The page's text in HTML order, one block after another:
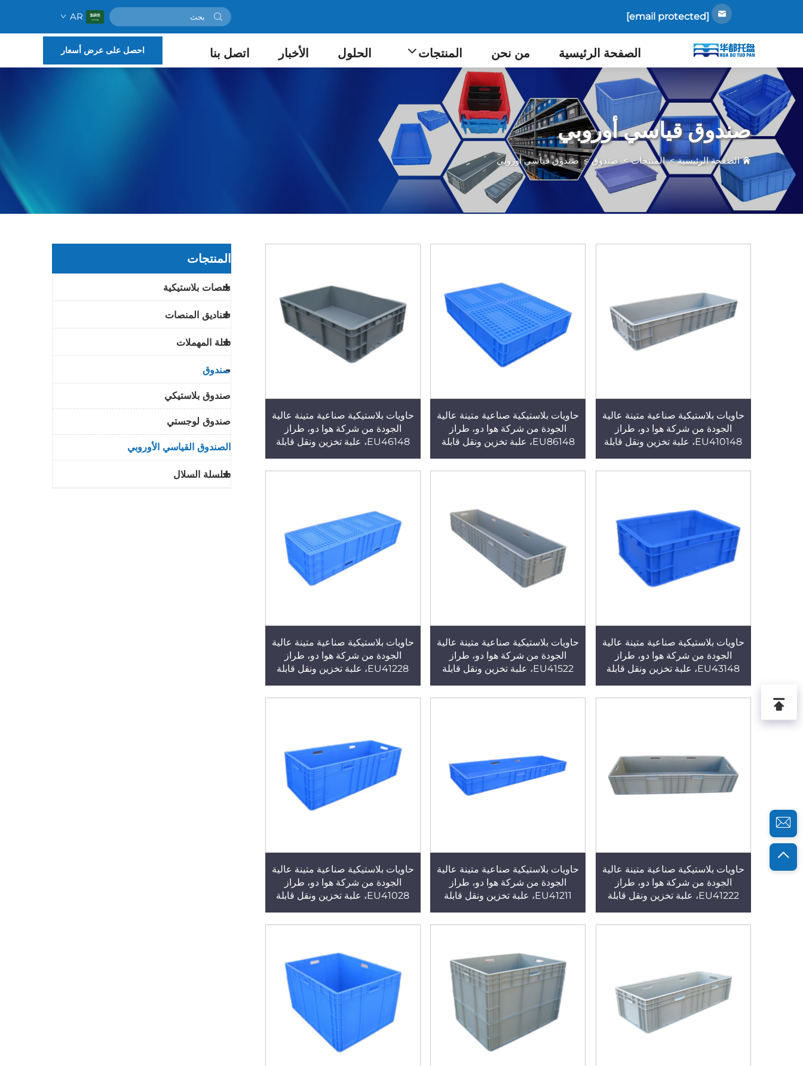
[email protected]
AR
الصفحة الرئيسية من نحن المنتجات الحلول الأخبار اتصل بنا احصل على عرض أسعار
صندوق قياسي أوروبي
الصفحة الرئيسية>المنتجات>صندوق>صندوق قياسي أوروبي
المنتجات
منصات بلاستيكية
صناديق المنصات
سلة المهملات
صندوق
صندوق بلاستيكي
صندوق لوجستي
الصندوق القياسي الأوروبي
سلسلة السلال
حاويات بلاستيكية صناعية متينة عالية
الجودة من شركة هوا دو، طراز
EU410148، علبة تخزين ونقل قابلة
بروبلين (PP) بتقنية الحقن
حاويات بلاستيكية صناعية متينة عالية
الجودة من شركة هوا دو، طراز
EU86148، علبة تخزين ونقل قابلة
بروبلين (PP) بتقنية الحقن
حاويات بلاستيكية صناعية متينة عالية
الجودة من شركة هوا دو، طراز
EU46148، علبة تخزين ونقل قابلة
بروبلين (PP) بتقنية الحقن
حاويات بلاستيكية صناعية متينة عالية
الجودة من شركة هوا دو، طراز
EU43148، علبة تخزين ونقل قابلة
بروبلين (PP) بتقنية الحقن
حاويات بلاستيكية صناعية متينة عالية
الجودة من شركة هوا دو، طراز
EU41522، علبة تخزين ونقل قابلة
بروبلين (PP) بتقنية الحقن
حاويات بلاستيكية صناعية متينة عالية
الجودة من شركة هوا دو، طراز
EU41228، علبة تخزين ونقل قابلة
بروبلين (PP) بتقنية الحقن
حاويات بلاستيكية صناعية متينة عالية
الجودة من شركة هوا دو، طراز
EU41222، علبة تخزين ونقل قابلة
بروبلين (PP) بتقنية الحقن
حاويات بلاستيكية صناعية متينة عالية
الجودة من شركة هوا دو، طراز
EU41211، علبة تخزين ونقل قابلة
بروبلين (PP) بتقنية الحقن
حاويات بلاستيكية صناعية متينة عالية
الجودة من شركة هوا دو، طراز
EU41028، علبة تخزين ونقل قابلة
بروبلين (PP) بتقنية الحقن